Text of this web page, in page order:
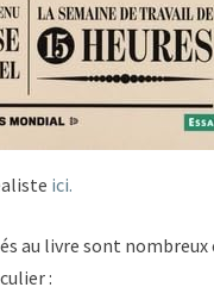
ici.
au livre sont nombreux
: